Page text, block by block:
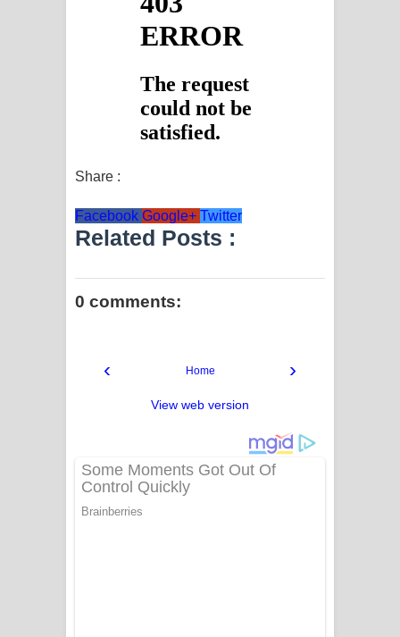
Share :
Facebook Google+ Twitter
Related Posts :
0 comments:
‹ ›
Home
View web version